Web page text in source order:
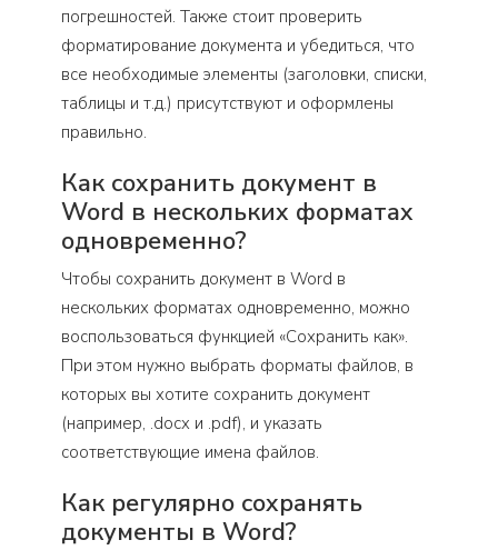
погрешностей. Также стоит проверить
форматирование документа и убедиться, что
все необходимые элементы (заголовки, списки,
таблицы и т.д.) присутствуют и оформлены
правильно.
Как сохранить документ в
Word в нескольких форматах
одновременно?
Чтобы сохранить документ в Word в
нескольких форматах одновременно, можно
воспользоваться функцией «Сохранить как».
При этом нужно выбрать форматы файлов, в
которых вы хотите сохранить документ
(например, .docx и .pdf), и указать
соответствующие имена файлов.
Как регулярно сохранять
документы в Word?